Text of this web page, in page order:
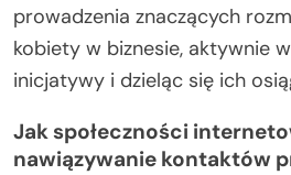
prowadzenia znaczących
kobiety w biznesie, aktywnie
inicjatywy i dzieląc się ich
Jak społeczności
nawiązywanie kontaktów